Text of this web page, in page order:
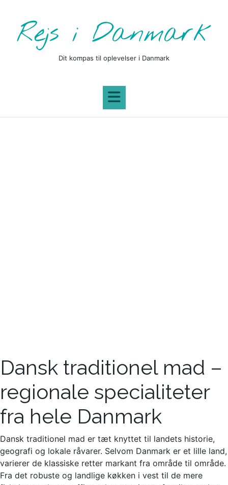
contentRejs i Danmark
Dit kompas til oplevelser i Danmark
Dansk traditionel mad –
regionale specialiteter
fra hele Danmark
Dansk traditionel mad er tæt knyttet til landets historie,
geografi og lokale råvarer. Selvom Danmark er et lille land,
varierer de klassiske retter markant fra område til område.
Fra det robuste og landlige køkken i vest til de mere